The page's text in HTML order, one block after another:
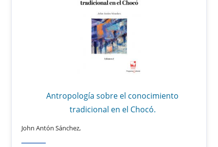
Antropología sobre el conocimiento
tradicional en el Chocó.
John Antón Sánchez,